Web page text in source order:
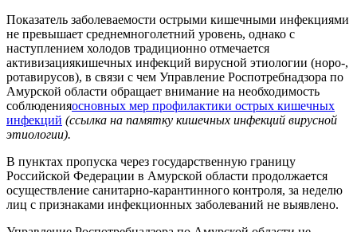
Показатель заболеваемости острыми кишечными инфекциями
не превышает среднемноголетний уровень, однако с
наступлением холодов традиционно отмечается
активизациякишечных инфекций вирусной этиологии (норо-,
ротавирусов), в связи с чем Управление Роспотребнадзора по
Амурской области обращает внимание на необходимость
соблюденияосновных мер профилактики острых кишечных
инфекций (ссылка на памятку кишечных инфекций вирусной
этиологии).
В пунктах пропуска через государственную границу
Российской Федерации в Амурской области продолжается
осуществление санитарно-карантинного контроля, за неделю
лиц с признаками инфекционных заболеваний не выявлено.